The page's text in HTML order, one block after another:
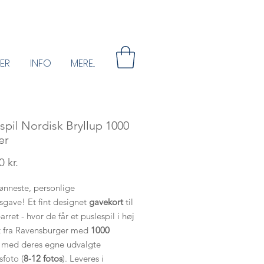
INFO MERE...
Nordisk Bryllup 1000
kr.Pris
personlige
Et fint designet gavekorttil
- hvor de får et puslespil i høj
Ravensburger med 1000
deres egne udvalgte
(8-12 fotos). Leveres i